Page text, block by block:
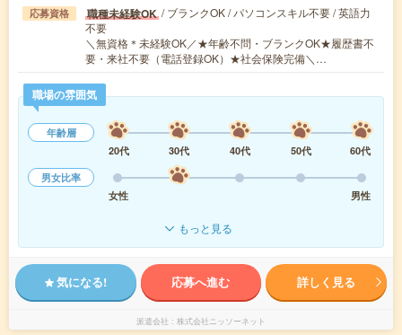
応募資格 職種未経験OK / ブランクOK / パソコンスキル不要 / 英語力
不要
＼無資格＊未経験OK／★年齢不問・ブランクOK★履歴書不
要・来社不要（電話登録OK）★社会保険完備＼…
職場の雰囲気
年齢層
20代
30代 40代 50代
60代
男女比率
女性
男性
もっと見る
気になる! 応募へ進む 詳しく見る
派遣会社 株式会社ニッソーネット